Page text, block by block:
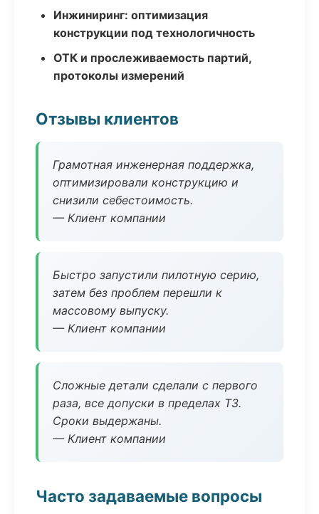
Инжиниринг: оптимизация
конструкции под технологичность
ОТК и прослеживаемость партий,
протоколы измерений
Отзывы клиентов
Грамотная инженерная поддержка,
оптимизировали конструкцию и
снизили себестоимость.
— Клиент компании
Быстро запустили пилотную серию,
затем без проблем перешли к
массовому выпуску.
— Клиент компании
Сложные детали сделали с первого
раза, все допуски в пределах ТЗ.
Сроки выдержаны.
— Клиент компании
Часто задаваемые вопросы